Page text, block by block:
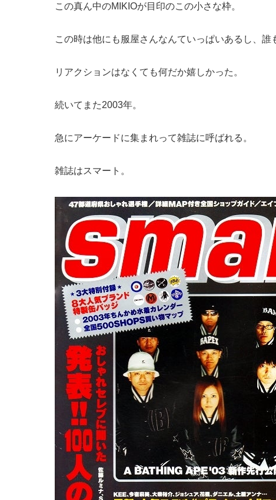
この真ん中のMIKIOが目印のこの小さな枠。
この時は他にも服屋さんなんていっぱいあるし、
リアクションはなくても何だか嬉しかった。
続いてまた2003年。
急にアーケードに集まれって雑誌に呼ばれる。
雑誌はスマート。